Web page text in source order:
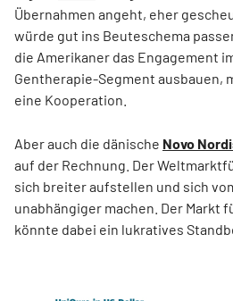
Übernahmen angeht, eher
würde gut ins Beuteschema
die Amerikaner das Engagement
Gentherapie-Segment ausbauen,
eine Kooperation.
Aber auch die dänische Novo
auf der Rechnung. Der
sich breiter aufstellen und sich
unabhängiger machen. Der Markt
könnte dabei ein lukratives